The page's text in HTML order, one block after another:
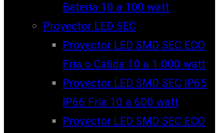
Batería 10 a 100 watt
Proyector LED SEC
Proyector LED SMD SEC ECO
Fría o Cálida 10 a 1.000 watt
Proyector LED SMD SEC IP65
IP66 Fría 10 a 600 watt
Proyector LED SMD SEC ECO